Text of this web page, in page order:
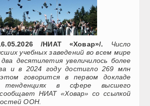
/НИАТ «Ховар»/.
Число
учебных заведений во всем мире
десятилетия увеличилось более
и в 2024 году достигло 269 млн
говорится в первом докладе
тенденциях в сфере высшего
сообщает НИАТ «Ховар» со ссылкой
ООН.